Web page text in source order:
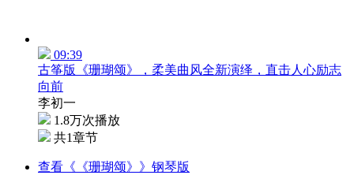
09:39
古筝版《珊瑚颂》，柔美曲风全新演绎，直击人心励志
向前
李初一
1.8万次播放
共1章节
查看《《珊瑚颂》》钢琴版